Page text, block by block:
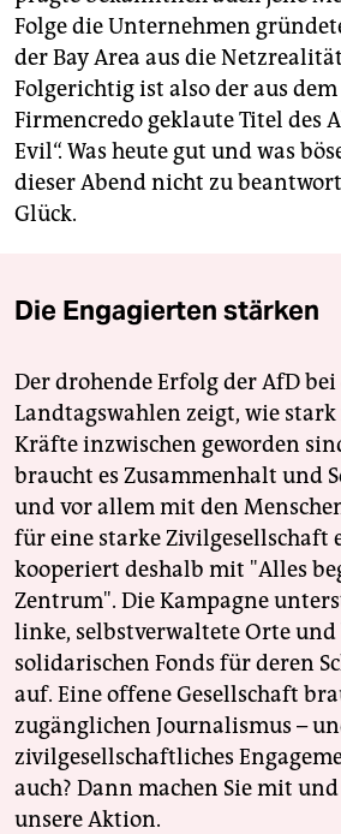
Folge die Unternehmen
der Bay Area aus die
Folgerichtig ist also der aus
Firmencredo geklaute Titel des
Evil“. Was heute gut und was
dieser Abend nicht zu
Glück.
Die Engagierten stärken
Der drohende Erfolg der AfD
Landtagswahlen zeigt, wie
Kräfte inzwischen geworden
braucht es Zusammenhalt und
und vor allem mit den
für eine starke Zivilgesellschaft
kooperiert deshalb mit "Alles
Zentrum". Die Kampagne
linke, selbstverwaltete Orte
solidarischen Fonds für deren
auf. Eine offene Gesellschaft
zugänglichen Journalismus –
zivilgesellschaftliches
auch? Dann machen Sie mit
unsere Aktion.